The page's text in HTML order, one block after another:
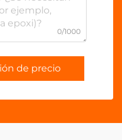
0/1000
de precio